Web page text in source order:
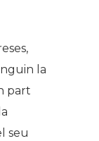
la
part
seu